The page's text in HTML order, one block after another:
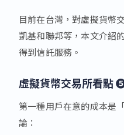
目前在台灣，對虛擬貨幣
凱基和聯邦等，本文介紹
得到信託服務。
虛擬貨幣交易所看點
第一種用戶在意的成本是
論：